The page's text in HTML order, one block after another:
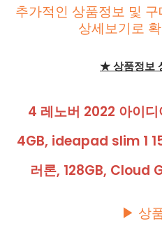
추가적인 상품정보 및
상세보기로
★ 상품정보
4 레노버 2022 아이디
4GB, ideapad slim 1
러론, 128GB, Cloud
▶ 상